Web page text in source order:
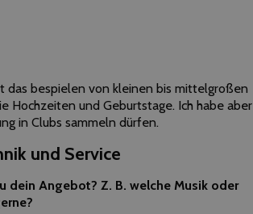
das bespielen von kleinen bis mittelgroßen
Hochzeiten und Geburtstage. Ich habe aber
in Clubs sammeln dürfen.
und Service
dein Angebot? Z. B. welche Musik oder